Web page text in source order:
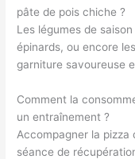
pâte de pois chiche ?
Les légumes de
épinards, ou encore
garniture savoureuse
Comment la
un entraînement ?
Accompagner la pizza
séance de